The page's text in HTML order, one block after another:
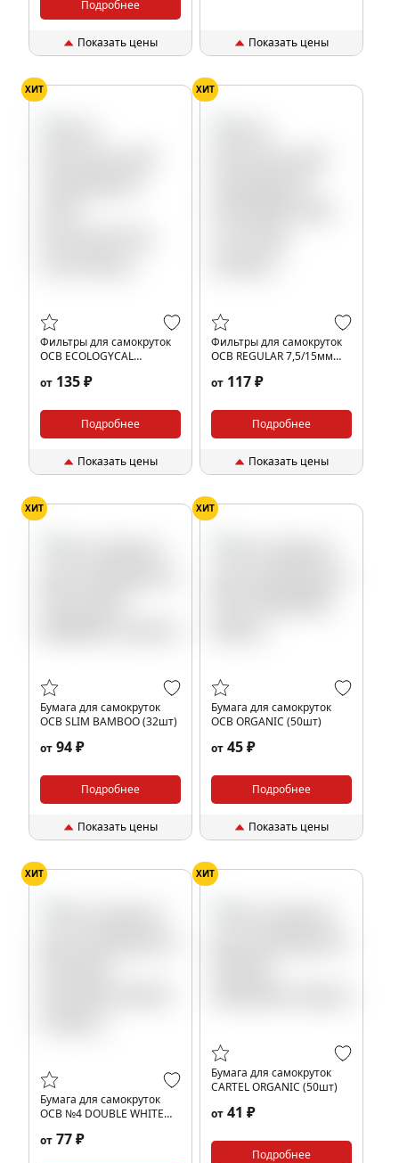
Подробнее
Показать цены Показать цены
ХИТ
Фильтры для самокруток
OCB ECOLOGYCAL
от 135 ₽
Подробнее
Показать цены
ХИТ
Фильтры для самокруток
OCB REGULAR 7,5/15мм
от 117 ₽
Подробнее
Показать цены
ХИТ
Бумага для самокруток
OCB SLIM BAMBOO (32шт)
от 94 ₽
Подробнее
Показать цены
ХИТ
Бумага для самокруток
OCB ORGANIC (50шт)
от 45 ₽
Подробнее
Показать цены
ХИТ
Бумага для самокруток
OCB №4 DOUBLE WHITE
от 77 ₽
ХИТ
Бумага для самокруток
CARTEL ORGANIC (50шт)
от 41 ₽
Подробнее